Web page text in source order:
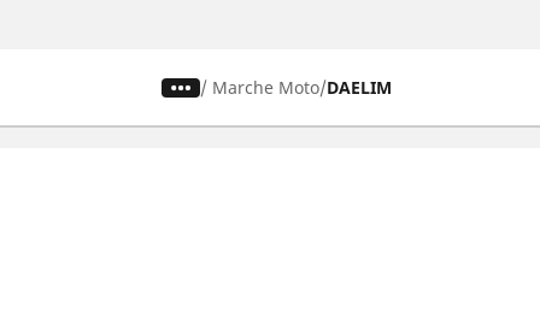
/ Marche Moto DAELIM